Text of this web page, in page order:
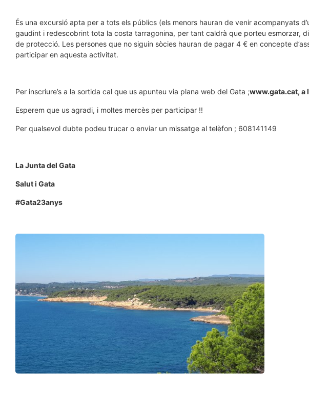
És una excursió apta per a tots els públics (els menors hauran de venir acompanyats
gaudint i redescobrint tota la costa tarragonina, per tant caldrà que porteu esmorzar,
de protecció. Les persones que no siguin sòcies hauran de pagar 4 € en concepte
participar en aquesta activitat.
Per inscriure’s a la sortida cal que us apunteu via plana web del Gata ;www.gata.cat, a
Esperem que us agradi, i moltes mercès per participar !!
Per qualsevol dubte podeu trucar o enviar un missatge al telèfon ; 608141149
La Junta del Gata
Salut i Gata
#Gata23anys